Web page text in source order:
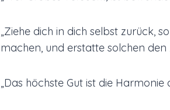
„Ziehe dich in dich selbst zurück,
machen, und erstatte solchen
„Das höchste Gut ist die Harmonie